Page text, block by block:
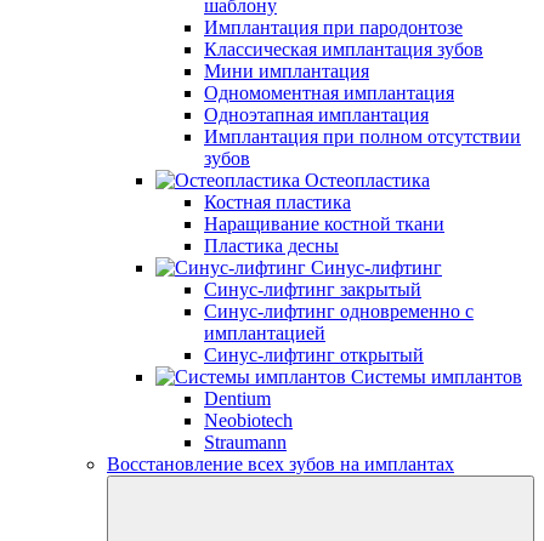
шаблону
Имплантация при пародонтозе
Классическая имплантация зубов
Мини имплантация
Одномоментная имплантация
Одноэтапная имплантация
Имплантация при полном отсутствии
зубов
Остеопластика
Костная пластика
Наращивание костной ткани
Пластика десны
Синус-лифтинг
Синус-лифтинг закрытый
Синус-лифтинг одновременно с
имплантацией
Синус-лифтинг открытый
Системы имплантов
Dentium
Neobiotech
Straumann
Восстановление всех зубов на имплантах